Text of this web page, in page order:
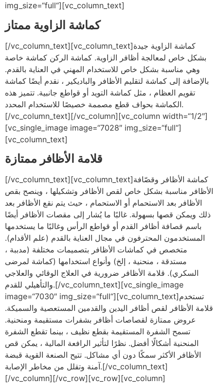
img_size=“full“][vc_column_text]
كماشة الزاوية ممتاز
[/vc_column_text][vc_column_text]كماشة الزاوية جيدة
بشكل خاص لمعالجة أظافر الزاوية. كماشة الركن كماشة خاصة
وهي مناسبة بشكل خاص للاستخدام المهني في العناية بالقدم.
بالإضافة إلى كماشة لتقليم الأظافر والباديكير ، نقدم أيضًا كماشة
تقويم العظام ، مثل كماشة التويد أو قواطع جانبية. تتميز هذه
الكماشة بحواف قطع مصممة خصيصًا للاستخدام المحدد.
[/vc_column_text][/vc_column][vc_column width=“1/2″]
[vc_single_image image=“7028″ img_size=“full“]
[vc_column_text]
قلامة الأظافر ممتازة
[/vc_column_text][vc_column_text]كماشة الأظافر وقصّافة
الأظافر مناسبة بشكل خاص لقص الأظافر وتشكيلها ، وينصح بقص
الأظافر بعد الاستحمام أو الاستحمام ، حيث يتم نقع الأظافر بعد
ذلك ويمكن قصها بسهولة. غالبًا ما يُشار إلى مقصات الأظافر أيضًا
باسم قصافة أظافر القدم أو قواطع الرأس وغالبًا ما يستخدمها
المستخدمون المحترفون في مجال العناية بالقدم (علم الأقدام).
متخصص في كماشات الأظافر بتصميمات مختلفة (مدببة ،
مستدقة ، منحنية ، إلخ) وأنواع استخدامها (كماشة لمرضى
السكري). قلامة الأظافر ضرورية في العلاج الوقائي والعلاجي
والتأهيلي للقدم.[/vc_column_text][vc_single_image
image=“7030″ img_size=“full“][vc_column_text]تستخدم
قلامة الأظافر لقص أظافر اليدين والقدمين المستعصية والسميكة.
عروض ممتازة لقصاصات أظافر بشفرات مستقيمة ومنحنية.
تسمح الشفرة المستقيمة بقطع نظيف ، بينما تقطع الشفرة
المنحنية أشكالًا أفضل. نظرًا لتأثير الرافعة المالية ، يمكن قص
الأظافر الأكثر سمكًا دون أي مشاكل. تتيح الصنعة القوية قبضة
آمنة وتقلل من مخاطر الإصابة.[/vc_column_text]
[/vc_column][/vc_row][vc_row][vc_column]